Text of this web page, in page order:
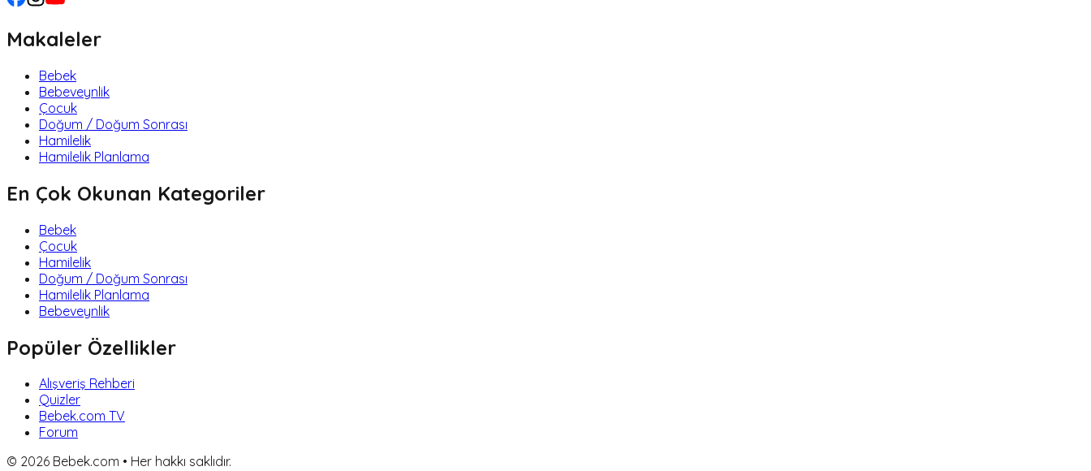
Makaleler
Bebek
Bebeveynlik
Çocuk
Doğum / Doğum Sonrası
Hamilelik
Hamilelik Planlama
En Çok Okunan Kategoriler
Bebek
Çocuk
Hamilelik
Doğum / Doğum Sonrası
Hamilelik Planlama
Bebeveynlik
Popüler Özellikler
Alışveriş Rehberi
Quizler
Bebek.com TV
Forum
© 2026 Bebek.com • Her hakkı saklıdır.